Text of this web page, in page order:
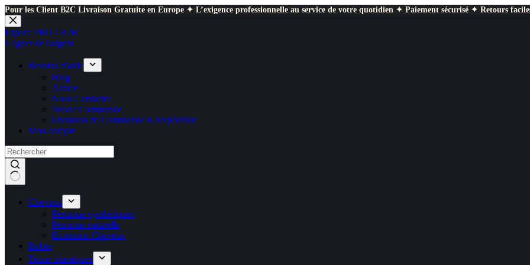
Pour les Client B2C Livraison Gratuite en Europe ✦ L’exigence professionnelle au service de votre quotidien ✦ Paiement sécurisé ✦ Retours
Passer
au
contenu
Espace PRO / B2B
Gagner de l'argent
Besoins d’aide
Blog
Astuce
Nous Contacter
Suivre Commande
Livraison de Commande & Expédition
Mon compte
Cheveux
Perruque synthétiques
Perruque naturelle
Extension Cheveux
Robes
Tenue islamiques